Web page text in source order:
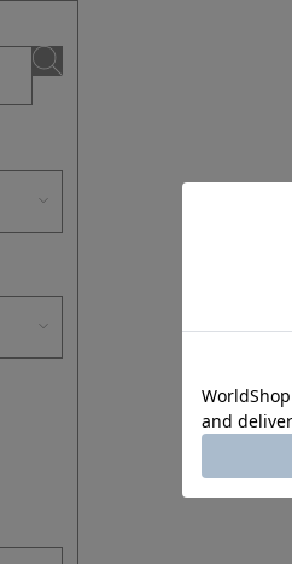
近日販売のアイテムを先見せ